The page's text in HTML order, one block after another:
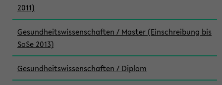
2011)
Gesundheitswissenschaften / Master (Einschreibung bis
SoSe 2013)
Gesundheitswissenschaften / Diplom